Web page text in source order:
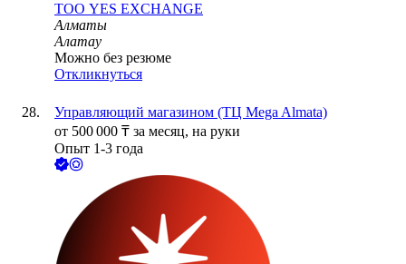
ТОО YES EXCHANGE
Алматы
Алатау
Можно без резюме
Откликнуться
Управляющий магазином (ТЦ Mega Almata)
от 500 000 ₸ за месяц, на руки
Опыт 1-3 года